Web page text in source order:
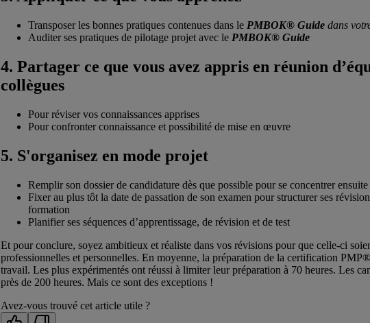
Transposer les bonnes pratiques contenues dans le PMBOK® Guide dans
Auditer ses pratiques de pilotage projet avec le PMBOK® Guide
4. Partager ce que vous avez appris en réunion
collègues
Pour réviser vos connaissances apprises
Pour confronter connaissance et possibilité de mise en œuvre
5. S'organisez en mode projet
Remplir son dossier de candidature dès que possible pour se concentrer
Fixer au plus tôt la date de passation de son examen pour structurer ses
formation
Planifier ses séquences d’apprentissage, de révision et de test
Et pour conclure, soyez ambitieux et réaliste dans vos révisions pour que celle-ci
professionnelles et personnelles. En moyenne, la préparation de la certification
travail. Les plus expérimentés ont réussi à limiter leur préparation à 70 heures. Les
près de 200 heures. Mais ce sont des exceptions !
Avez-vous trouvé cet article utile ?